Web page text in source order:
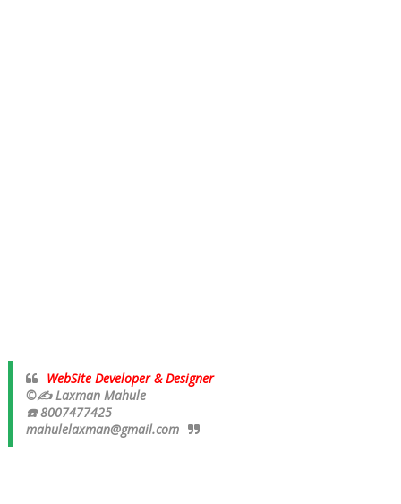
WebSite Developer & Designer
©✍ Laxman Mahule
☎️ 8007477425
mahulelaxman@gmail.com